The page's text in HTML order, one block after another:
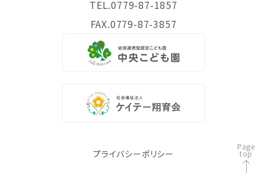
Page
top
TEL.0779-87-1857
FAX.0779-87-3857
プライバシーポリシー